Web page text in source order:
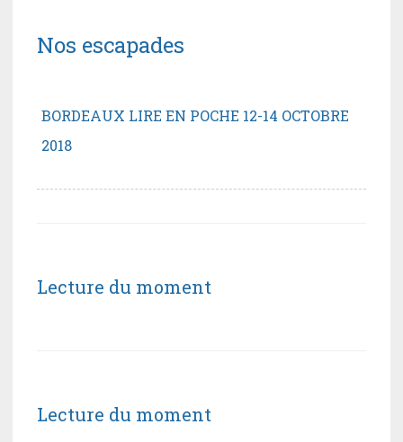
Nos escapades
BORDEAUX LIRE EN POCHE 12-14 OCTOBRE
2018
Lecture du moment
Lecture du moment